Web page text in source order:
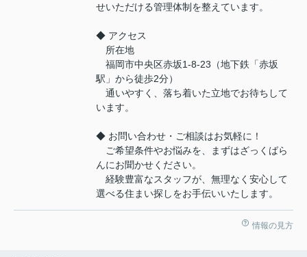
せいただける管理体制を整えています。
◆ アクセス
所在地
福岡市中央区赤坂1-8-23（地下鉄「赤坂
駅」から徒歩2分）
通いやすく、落ち着いた立地でお待ちして
います。
◆ お問い合わせ・ご相談はお気軽に！
ご希望条件やお悩みを、まずはざっくばら
んにお聞かせください。
経験豊富なスタッフが、無理なく安心して
選べる住まい探しをお手伝いいたします。
情報の見方